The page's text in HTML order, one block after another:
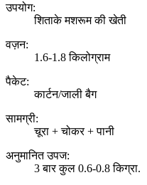
उपयोग:
शिताके मशरूम की खेती
वज़न:
1.6-1.8 किलोग्राम
पैकेट:
कार्टन/जाली बैग
सामग्री:
चूरा + चोकर + पानी
अनुमानित उपज:
3 बार कुल 0.6-0.8 किग्रा.